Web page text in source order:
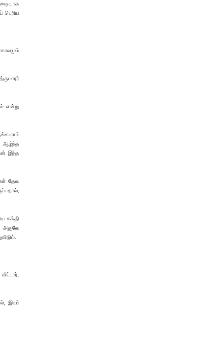
பெரிய
என்று
ஆழ்ந்த
இந்த
தேவ
சக்தி
இவர்